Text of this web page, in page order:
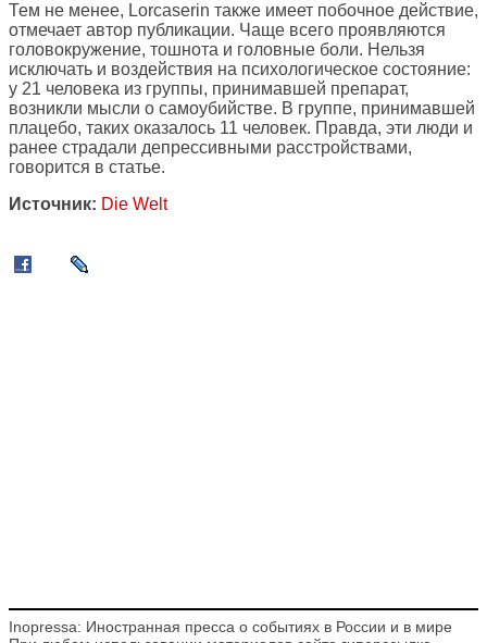
Тем не менее, Lorcaserin также имеет побочное действие,
отмечает автор публикации. Чаще всего проявляются
головокружение, тошнота и головные боли. Нельзя
исключать и воздействия на психологическое состояние:
у 21 человека из группы, принимавшей препарат,
возникли мысли о самоубийстве. В группе, принимавшей
плацебо, таких оказалось 11 человек. Правда, эти люди и
ранее страдали депрессивными расстройствами,
говорится в статье.
Источник: Die Welt
Inopressa: Иностранная пресса о событиях в России и в мире